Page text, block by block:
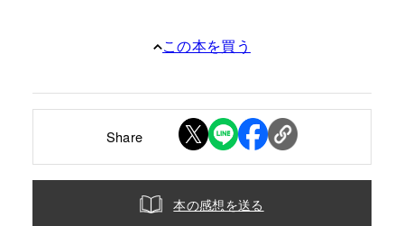
この本を買う
Share
本の感想を送る